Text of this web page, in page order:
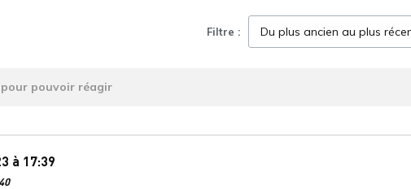
Filtre :
pour pouvoir réagir
à 17:39